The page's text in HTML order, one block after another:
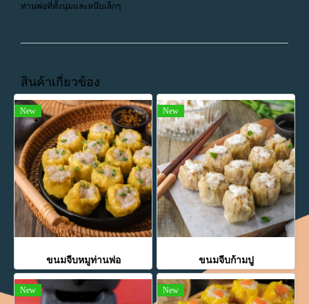
ท่านพ่อที่ทั้งนุ่มและหนึบเล็กๆ
สินค้าเกี่ยวข้อง
New
ขนมจีบหมูท่านพ่อ
New
ขนมจีบก้ามปู
New New